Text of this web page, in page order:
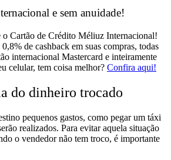
e sem anuidade!
o Cartão de Crédito Méliuz Internacional!
de cashback em suas compras, todas
internacional Mastercard e inteiramente
celular, tem coisa melhor? Confira aqui!
do dinheiro trocado
pequenos gastos, como pegar um táxi
realizados. Para evitar aquela situação
o vendedor não tem troco, é importante